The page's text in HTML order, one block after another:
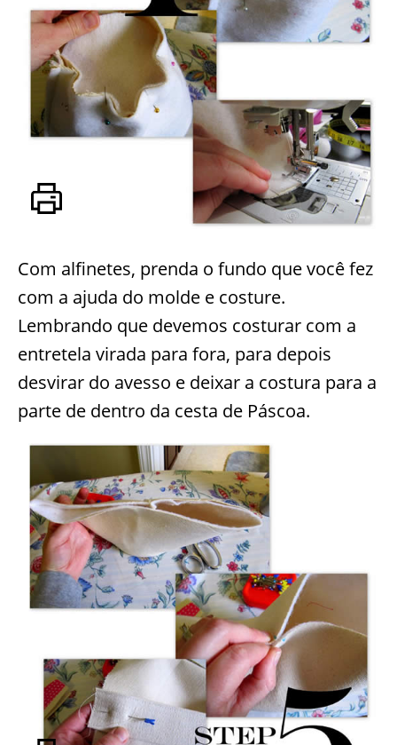
Com alfinetes, prenda o fundo que você fez
com a ajuda do molde e costure.
Lembrando que devemos costurar com a
entretela virada para fora, para depois
desvirar do avesso e deixar a costura para a
parte de dentro da cesta de Páscoa.